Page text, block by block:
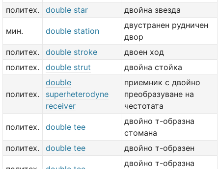
политех.
double star двойна звезда
мин. double station
двустранен рудничен
двор
политех.
double stroke
двоен ход
политех.
double strut двойна стойка
политех.
double
superheterodyne
receiver
приемник с двойно
преобразуване на
честотата
политех. double tee
двойно т-образна
стомана
политех.
double tee двойно т-образен
двойно т-образна